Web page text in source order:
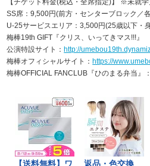
【チケット料金(税込・全席指定)】 ※未就
SS席：9,500円(前方・センターブロック／
U-25サービスエリア：3,500円(25歳以下・
梅棒19th GIFT『クリス、いってきマス!!!』
公演特設サイト： http://
梅棒オフィシャルサイト： https://
梅棒OFFICIAL FANCLUB『ひのまる弁当』：